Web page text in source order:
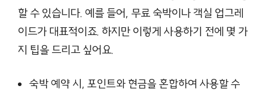
할 수 있습니다. 예를 들어, 무료 숙박이나 객실 업그레
이드가 대표적이죠. 하지만 이렇게 사용하기 전에 몇 가
지 팁을 드리고 싶어요.
숙박 예약 시, 포인트와 현금을 혼합하여 사용할 수